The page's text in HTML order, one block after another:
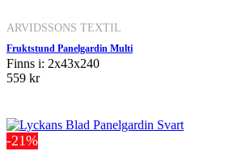
ARVIDSSONS TEXTIL
Fruktstund Panelgardin Multi
Finns i: 2x43x240
559 kr
-21%